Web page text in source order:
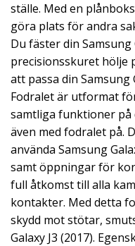
ställe. Med en
göra plats för andra
Du fäster din Samsung
precisionsskuret hölje
att passa din Samsung
Fodralet är utformat
samtliga funktioner på
även med fodralet på.
använda Samsung
samt öppningar för
full åtkomst till alla
kontakter. Med detta
skydd mot stötar,
Galaxy J3 (2017).